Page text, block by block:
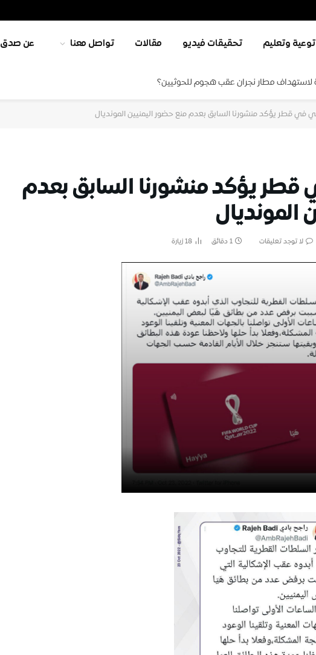
توعية وتعليم تحقيقات فيديو مقالات تواصل معنا عن صدق
لاستهداف مطار نجران عقب هجوم للحوثيين؟
في قطر يؤكد منشورنا السابق بعدم منع حضور اليمنيين المونديال
قطر يؤكد منشورنا السابق بعدم
المونديال
لا توجد تعليقات 1 دقائق 18زيارة